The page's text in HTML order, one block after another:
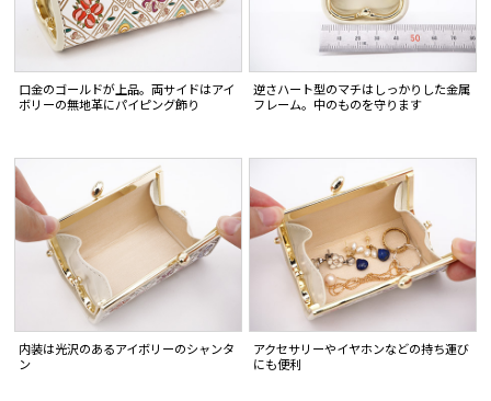
口金のゴールドが上品。両サイドはアイ
ボリーの無地革にパイピング飾り
逆さハート型のマチはしっかりした金属
フレーム。中のものを守ります
内装は光沢のあるアイボリーのシャンタ
ン
アクセサリーやイヤホンなどの持ち運び
にも便利